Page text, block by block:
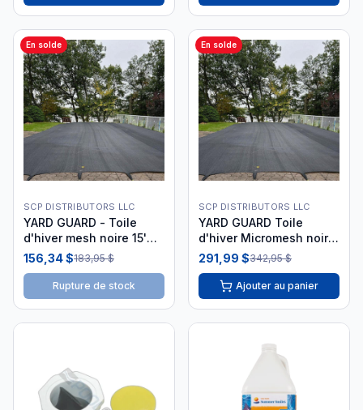
En solde
SCP DISTRIBUTORS LLC
YARD GUARD - Toile
d'hiver mesh noire 15'
HPI-70-2161
156,34 $183,95 $
Rupture de stock
En solde
SCP DISTRIBUTORS LLC
YARD GUARD Toile
d'hiver Micromesh noire
15' x 30' HPI-70-2171
291,99 $342,95 $
Ajouter au panier